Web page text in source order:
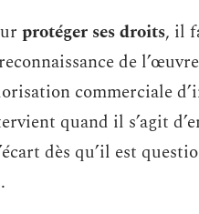
protéger ses droits, il
de
commerciale
quand il s’agit
dès qu’il est